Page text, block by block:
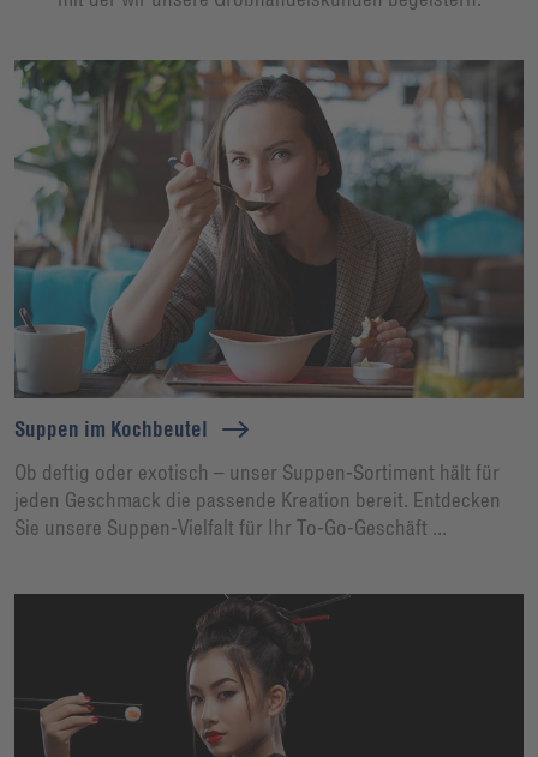
Suppen im Kochbeutel
Ob deftig oder exotisch – unser Suppen-Sortiment hält für
jeden Geschmack die passende Kreation bereit. Entdecken
Sie unsere Suppen-Vielfalt für Ihr To-Go-Geschäft ...